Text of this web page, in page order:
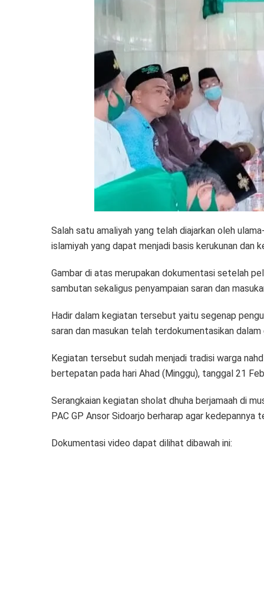
Salah satu amaliyah yang telah diajarkan oleh
islamiyah yang dapat menjadi basis kerukunan dan
Gambar di atas merupakan dokumentasi setelah
sambutan sekaligus penyampaian saran dan
Hadir dalam kegiatan tersebut yaitu segenap
saran dan masukan telah terdokumentasikan
Kegiatan tersebut sudah menjadi tradisi warga
bertepatan pada hari Ahad (Minggu), tanggal 21
Serangkaian kegiatan sholat dhuha berjamaah di
PAC GP Ansor Sidoarjo berharap agar
Dokumentasi video dapat dilihat dibawah ini: